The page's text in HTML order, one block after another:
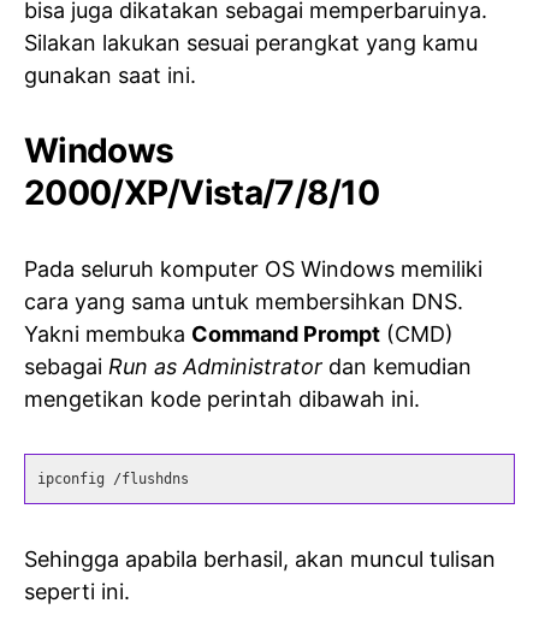
bisa juga dikatakan sebagai memperbaruinya.
Silakan lakukan sesuai perangkat yang kamu
gunakan saat ini.
Windows
2000/XP/Vista/7/8/10
Pada seluruh komputer OS Windows memiliki
cara yang sama untuk membersihkan DNS.
Yakni membuka Command Prompt (CMD)
sebagai Run as Administrator dan kemudian
mengetikan kode perintah dibawah ini.
ipconfig /flushdns
Sehingga apabila berhasil, akan muncul tulisan
seperti ini.